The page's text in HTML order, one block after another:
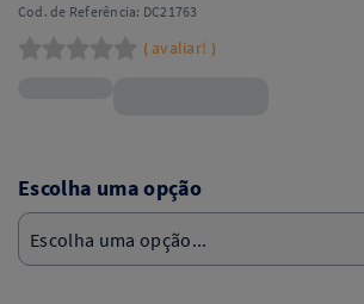
Cod. de Referência: DC21763
( avaliar! )
Escolha uma opção